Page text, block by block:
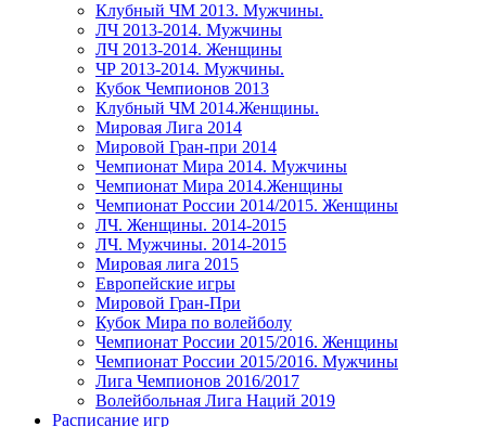
Клубный ЧМ 2013. Мужчины.
ЛЧ 2013-2014. Мужчины
ЛЧ 2013-2014. Женщины
ЧР 2013-2014. Мужчины.
Кубок Чемпионов 2013
Клубный ЧМ 2014.Женщины.
Мировая Лига 2014
Мировой Гран-при 2014
Чемпионат Мира 2014. Мужчины
Чемпионат Мира 2014.Женщины
Чемпионат России 2014/2015. Женщины
ЛЧ. Женщины. 2014-2015
ЛЧ. Мужчины. 2014-2015
Мировая лига 2015
Европейские игры
Мировой Гран-При
Кубок Мира по волейболу
Чемпионат России 2015/2016. Женщины
Чемпионат России 2015/2016. Мужчины
Лига Чемпионов 2016/2017
Волейбольная Лига Наций 2019
Расписание игр